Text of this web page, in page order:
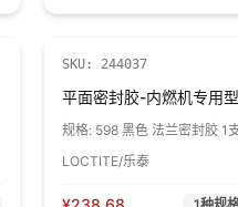
SKU: 244037
平面密封胶-内燃机专用型
规格: 598 黑色 法兰密封胶 1
LOCTITE/乐泰